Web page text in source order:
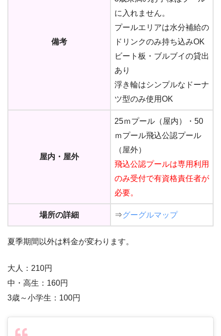
備考
に入れません。
プールエリアは水分補給の
ドリンクのみ持ち込みOK
ビート板・ブルブイの貸出
あり
浮き輪はシンプルなドーナ
ツ型のみ使用OK
屋内・屋外
25ｍプール（屋内）・50
ｍプール飛込公認プール
（屋外）
飛込公認プールは専用利用
のみ受付で有資格責任者が
必要。
場所の詳細 ⇒グーグルマップ
夏季期間以外は料金が変わります。
大人：210円
中・高生：160円
3歳～小学生：100円